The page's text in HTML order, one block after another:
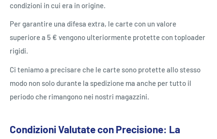
condizioni in cui era in origine.
Per garantire una difesa extra, le carte con un valore
superiore a 5 € vengono ulteriormente protette con toploader
rigidi.
Ci teniamo a precisare che le carte sono protette allo stesso
modo non solo durante la spedizione ma anche per tutto il
periodo che rimangono nei nostri magazzini.
Condizioni Valutate con Precisione: La